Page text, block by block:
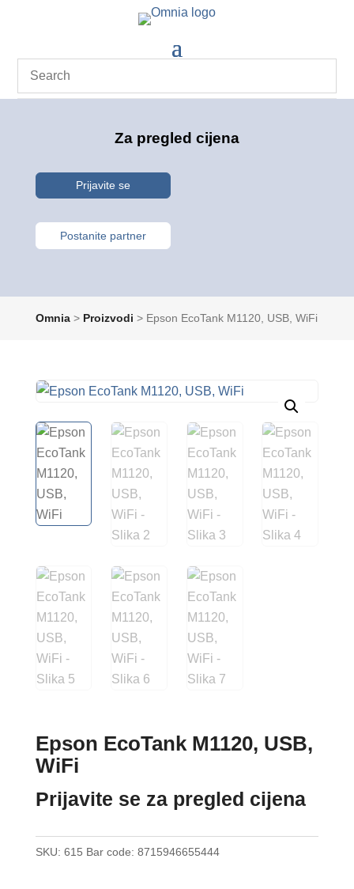
Za pregled cijena
Prijavite se
Postanite partner
Omnia> Proizvodi > Epson EcoTank M1120, USB, WiFi
Epson EcoTank M1120, USB,
WiFi
Prijavite se za pregled cijena
SKU: 615 Bar code: 8715946655444